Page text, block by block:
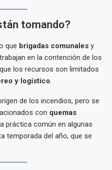
tomando?
que brigadas comunales y
en la contención de los
los recursos son limitados
y logístico.
de los incendios, pero se
con quemas
práctica común en algunas
temporada del año, que se